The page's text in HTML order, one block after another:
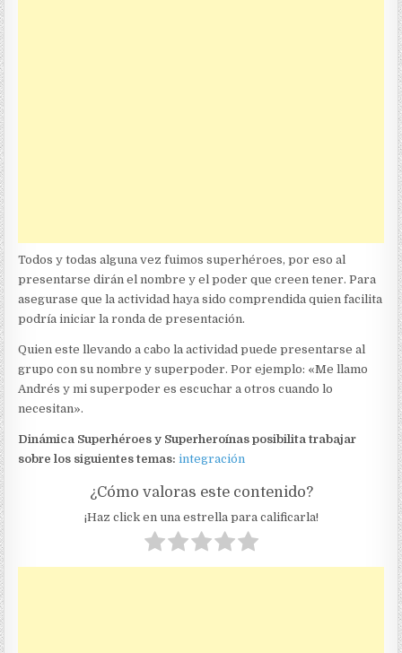
Todos y todas alguna vez fuimos superhéroes, por eso al
presentarse dirán el nombre y el poder que creen tener. Para
asegurase que la actividad haya sido comprendida quien facilita
podría iniciar la ronda de presentación.
Quien este llevando a cabo la actividad puede presentarse al
grupo con su nombre y superpoder. Por ejemplo: «Me llamo
Andrés y mi superpoder es escuchar a otros cuando lo
necesitan».
Dinámica Superhéroes y Superheroínas posibilita trabajar
sobre los siguientes temas:integración
¿Cómo valoras este contenido?
¡Haz click en una estrella para calificarla!